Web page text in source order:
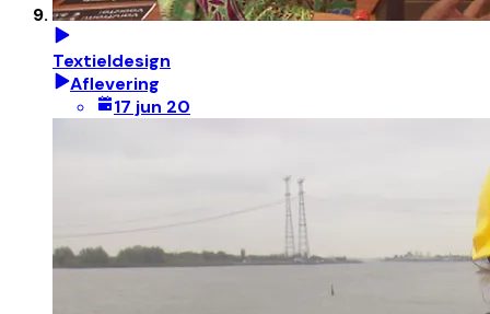
Textieldesign
Aflevering
17 jun 20